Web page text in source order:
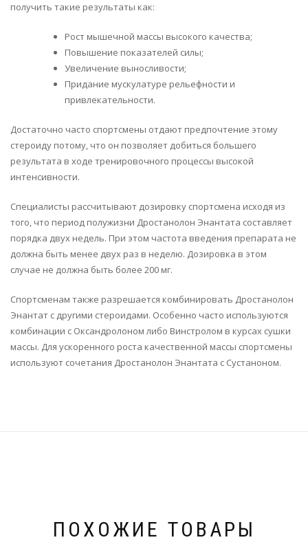
получить такие результаты как:
Рост мышечной массы высокого качества;
Повышение показателей силы;
Увеличение выносливости;
Придание мускулатуре рельефности и
привлекательности.
Достаточно часто спортсмены отдают предпочтение этому
стероиду потому, что он позволяет добиться большего
результата в ходе тренировочного процессы высокой
интенсивности.
Специалисты рассчитывают дозировку спортсмена исходя из
того, что период полужизни Дростанолон Энантата составляет
порядка двух недель. При этом частота введения препарата не
должна быть менее двух раз в неделю. Дозировка в этом
случае не должна быть более 200 мг.
Спортсменам также разрешается комбинировать Дростанолон
Энантат с другими стероидами. Особенно часто используются
комбинации с Оксандролоном либо Винстролом в курсах сушки
массы. Для ускоренного роста качественной массы спортсмены
используют сочетания Дростанолон Энантата с Сустаноном.
ПОХОЖИЕ ТОВАРЫ